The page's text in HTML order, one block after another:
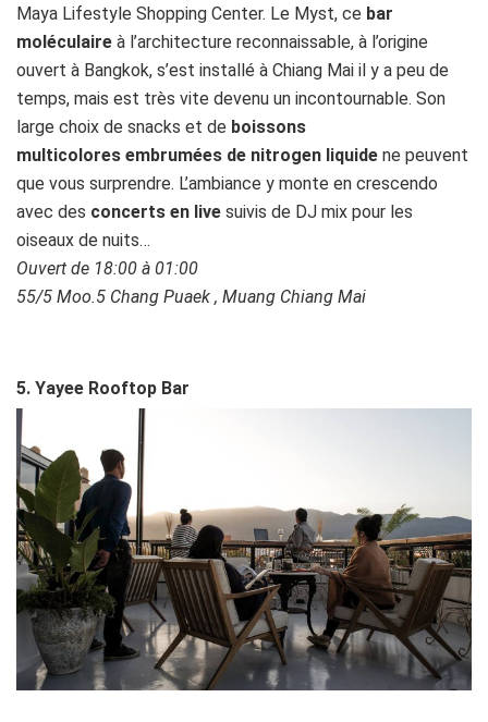
Maya Lifestyle Shopping Center. Le Myst, ce bar
moléculaire à l’architecture reconnaissable, à l’origine
ouvert à Bangkok, s’est installé à Chiang Mai il y a peu de
temps, mais est très vite devenu un incontournable. Son
large choix de snacks et de boissons
multicolores embrumées de nitrogen liquide ne peuvent
que vous surprendre. L’ambiance y monte en crescendo
avec des concerts en live suivis de DJ mix pour les
oiseaux de nuits…
Ouvert de 18:00 à 01:00
55/5 Moo.5 Chang Puaek , Muang Chiang Mai
5. Yayee Rooftop Bar